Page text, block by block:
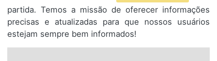
partida. Temos a missão de oferecer informações
precisas e atualizadas para que nossos usuários
estejam sempre bem informados!